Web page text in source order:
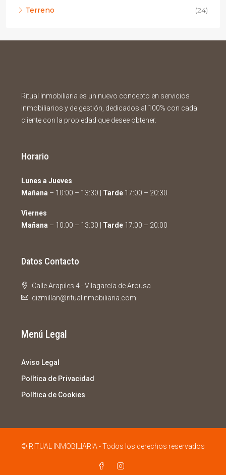
Terreno
(24)
Ritual Inmobiliaria es un nuevo concepto en servicios
inmobiliarios y de gestión, dedicados al 100% con cada
cliente con la propiedad que desee obtener.
Horario
Lunes a Jueves
Mañana – 10:00 – 13:30 | Tarde 17:00 – 20:30
Viernes
Mañana – 10:00 – 13:30 | Tarde 17:00 – 20:00
Datos Contacto
Calle Arapiles 4 - Vilagarcía de Arousa
dizmillan@ritualinmobiliaria.com
Menú Legal
Aviso Legal
Política de Privacidad
Política de Cookies
© RITUAL INMOBILIARIA - Todos los derechos reservados